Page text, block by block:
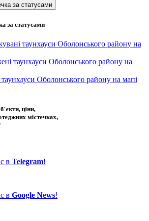
за статусами
за статусами
таунхауси Оболонського району на
таунхауси Оболонського району на
Оболонського району на мапі
ціни,
містечках,
в Telegram!
в Google News!